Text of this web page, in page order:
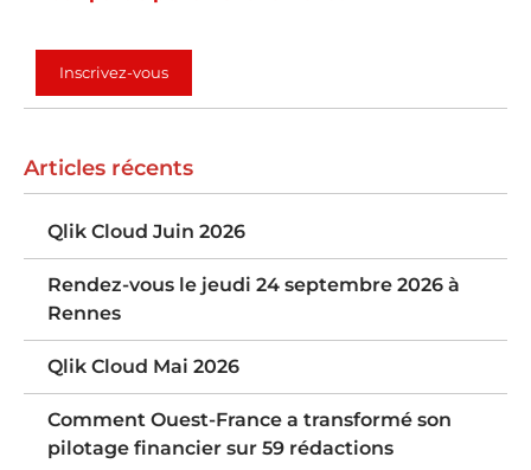
Inscrivez-vous
Articles récents
Qlik Cloud Juin 2026
Rendez-vous le jeudi 24 septembre 2026 à
Rennes
Qlik Cloud Mai 2026
Comment Ouest-France a transformé son
pilotage financier sur 59 rédactions